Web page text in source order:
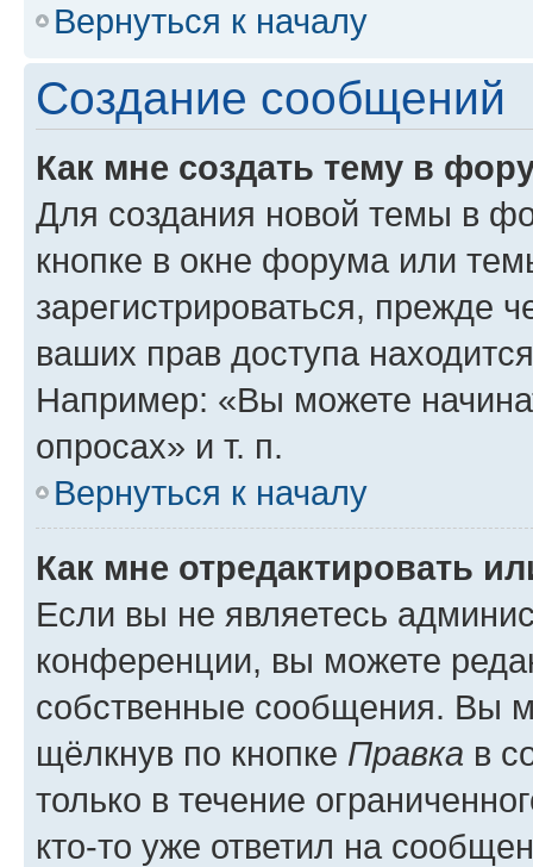
Вернуться к началу
Создание сообщений
Как мне создать тему в
Для создания новой темы в
кнопке в окне форума или
зарегистрироваться, прежде
ваших прав доступа
Например: «Вы можете
опросах» и т. п.
Вернуться к началу
Как мне отредактировать
Если вы не являетесь
конференции, вы можете
собственные сообщения. Вы
щёлкнув по кнопке Правка в
только в течение
кто-то уже ответил на